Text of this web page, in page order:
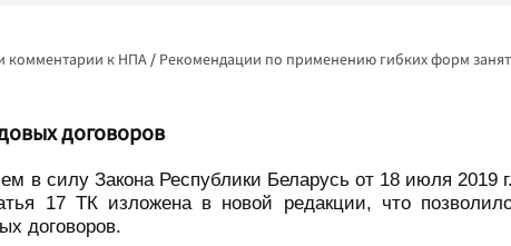
комментарии к НПА / Рекомендации по применению гибких форм
договоров
в силу Закона Республики Беларусь от 18 июля 2019 г.
17 ТК изложена в новой редакции, что
договоров.